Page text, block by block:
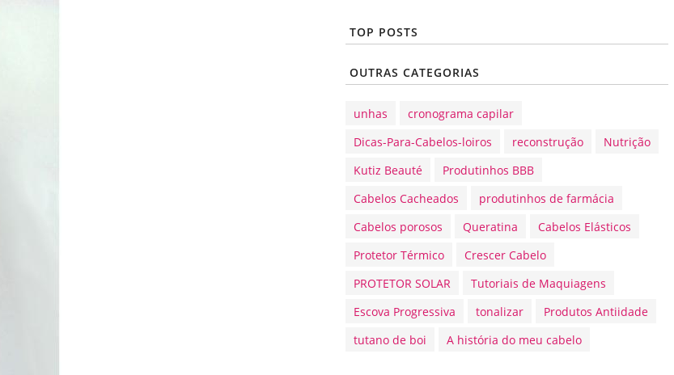
TOP POSTS
OUTRAS CATEGORIAS
unhas
cronograma capilar
Dicas-Para-Cabelos-loiros
reconstrução
Nutrição
Kutiz Beauté
Produtinhos BBB
Cabelos Cacheados
produtinhos de farmácia
Cabelos porosos
Queratina
Cabelos Elásticos
Protetor Térmico
Crescer Cabelo
PROTETOR SOLAR
Tutoriais de Maquiagens
Escova Progressiva
tonalizar
Produtos Antiidade
tutano de boi
A história do meu cabelo